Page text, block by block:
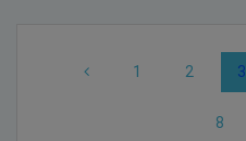
Page
1 Page
2 3
Page
8